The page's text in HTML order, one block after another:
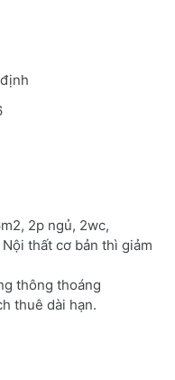
2p ngủ, 2wc,
thất cơ bản thì giảm
thông thoáng
thuê dài hạn.